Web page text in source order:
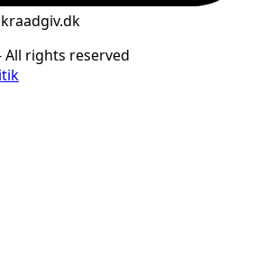
All rights reserved